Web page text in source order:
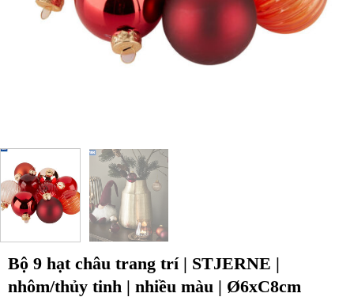
Bộ 9 hạt châu trang trí | STJERNE |
nhôm/thủy tinh | nhiều màu | Ø6xC8cm